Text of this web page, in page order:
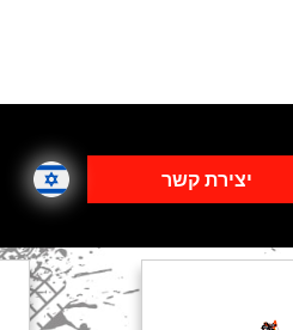
יצירת קשר